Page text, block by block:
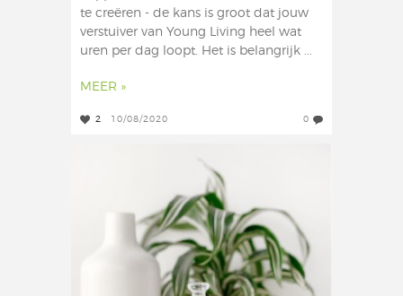
te creëren - de kans is groot dat jouw
verstuiver van Young Living heel wat
uren per dag loopt. Het is belangrijk ...
MEER »
2 10/08/2020 0